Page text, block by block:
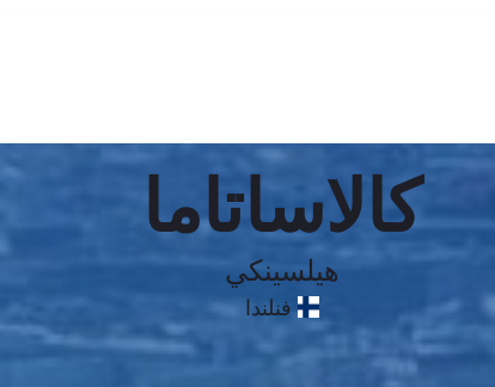
كالاساتاما
هيلسينكي
فنلندا